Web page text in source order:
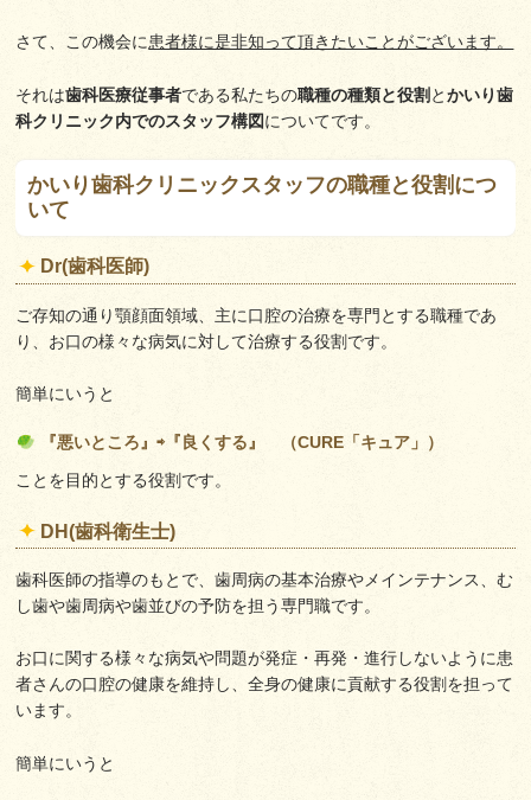
さて、この機会に患者様に是非知って頂きたいことがございます。
それは歯科医療従事者である私たちの職種の種類と役割 とかいり歯
科クリニック内でのスタッフ構図についてです。
かいり歯科クリニックスタッフの職種と役割につ
いて
Dr(歯科医師)
ご存知の通り顎顔面領域、主に口腔の治療を専門とする職種であ
り、お口の様々な病気に対して治療する役割です。
簡単にいうと
『悪いところ』⇨『良くする』 （CURE「キュア」）
ことを目的とする役割です。
DH(歯科衛生士)
歯科医師の指導のもとで、歯周病の基本治療やメインテナンス、む
し歯や歯周病や歯並びの予防を担う専門職です。
お口に関する様々な病気や問題が発症・再発・進行しないように患
者さんの口腔の健康を維持し、全身の健康に貢献する役割を担って
います。
簡単にいうと